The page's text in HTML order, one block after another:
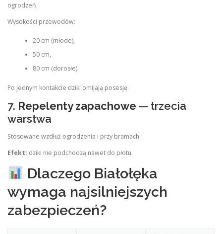
ogrodzeń.
Wysokości przewodów:
20 cm (młode),
50 cm,
80 cm (dorosłe).
Po jednym kontakcie dziki omijają posesję.
7. Repelenty zapachowe — trzecia
warstwa
Stosowane wzdłuż ogrodzenia i przy bramach.
Efekt: dziki nie podchodzą nawet do płotu.
Dlaczego Białołęka
wymaga najsilniejszych
zabezpieczeń?